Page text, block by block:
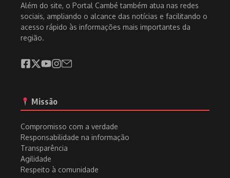
Além do site, o Portal Cambé também atua nas redes
sociais, ampliando o alcance das notícias e facilitando o
acesso rápido às informações mais importantes da
região.
Missão
Compromisso com a verdade
Responsabilidade na informação
Transparência
Agilidade
Respeito à comunidade